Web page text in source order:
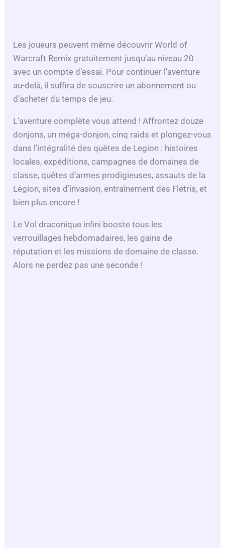
Les joueurs peuvent même découvrir World of
Warcraft Remix gratuitement jusqu’au niveau 20
avec un compte d’essai. Pour continuer l’aventure
au-delà, il suffira de souscrire un abonnement ou
d’acheter du temps de jeu.
L’aventure complète vous attend ! Affrontez douze
donjons, un méga-donjon, cinq raids et plongez-vous
dans l’intégralité des quêtes de Legion : histoires
locales, expéditions, campagnes de domaines de
classe, quêtes d’armes prodigieuses, assauts de la
Légion, sites d’invasion, entraînement des Flétris, et
bien plus encore !
Le Vol draconique infini booste tous les
verrouillages hebdomadaires, les gains de
réputation et les missions de domaine de classe.
Alors ne perdez pas une seconde !